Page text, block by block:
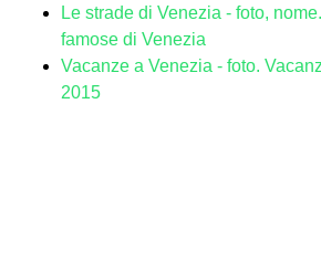
Le strade di Venezia - foto,
famose di Venezia
Vacanze a Venezia - foto.
2015